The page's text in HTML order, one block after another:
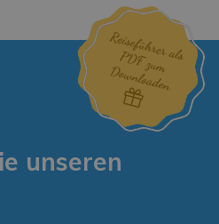
unseren